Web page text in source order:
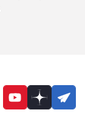
YouTubeDzen